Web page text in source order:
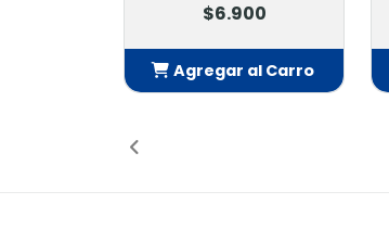
$6.900
Agregar al Carro